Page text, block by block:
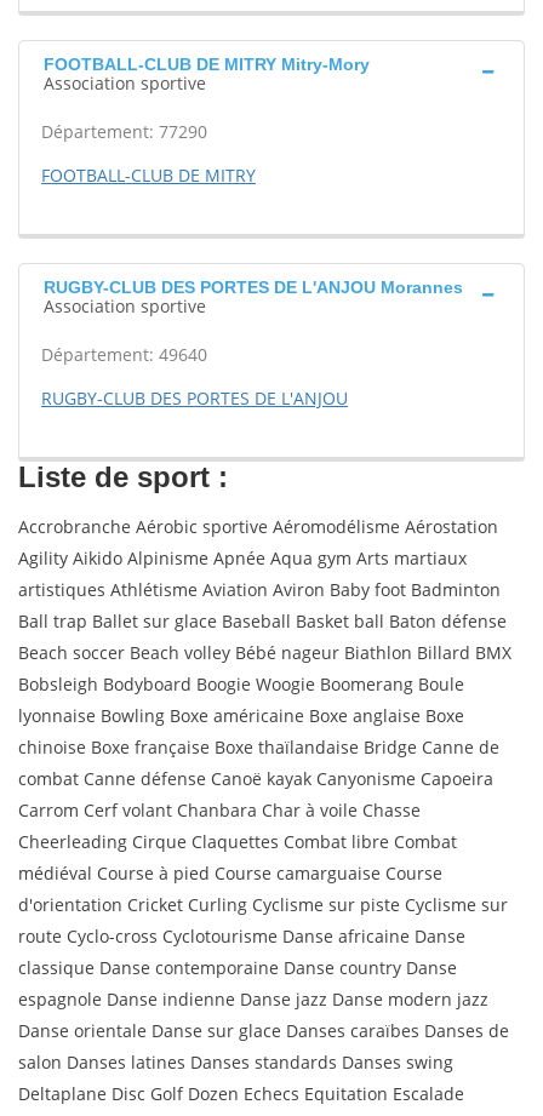
FOOTBALL-CLUB DE MITRY Mitry-Mory
Association sportive
Département: 77290
FOOTBALL-CLUB DE MITRY
RUGBY-CLUB DES PORTES DE L'ANJOU Morannes
Association sportive
Département: 49640
RUGBY-CLUB DES PORTES DE L'ANJOU
Liste de sport :
Accrobranche Aérobic sportive Aéromodélisme Aérostation
Agility Aikido Alpinisme Apnée Aqua gym Arts martiaux
artistiques Athlétisme Aviation Aviron Baby foot Badminton
Ball trap Ballet sur glace Baseball Basket ball Baton défense
Beach soccer Beach volley Bébé nageur Biathlon Billard BMX
Bobsleigh Bodyboard Boogie Woogie Boomerang Boule
lyonnaise Bowling Boxe américaine Boxe anglaise Boxe
chinoise Boxe française Boxe thaïlandaise Bridge Canne de
combat Canne défense Canoë kayak Canyonisme Capoeira
Carrom Cerf volant Chanbara Char à voile Chasse
Cheerleading Cirque Claquettes Combat libre Combat
médiéval Course à pied Course camarguaise Course
d'orientation Cricket Curling Cyclisme sur piste Cyclisme sur
route Cyclo-cross Cyclotourisme Danse africaine Danse
classique Danse contemporaine Danse country Danse
espagnole Danse indienne Danse jazz Danse modern jazz
Danse orientale Danse sur glace Danses caraïbes Danses de
salon Danses latines Danses standards Danses swing
Deltaplane Disc Golf Dozen Echecs Equitation Escalade